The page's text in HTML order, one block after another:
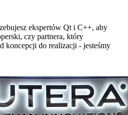
ekspertów Qt i C++, aby
czy partnera, który
koncepcji do realizacji - jesteśmy